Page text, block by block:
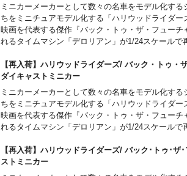
ミニカーメーカーとして数々の名車をモデル化す
ちをミニチュアモデル化する「ハリウッドライダ
映画を代表する傑作『バック・トゥ・ザ・フュー
れるタイムマシン「デロリアン」が1/24スケールで
【再入荷】ハリウッドライダーズ/ バック・トゥ
ダイキャストミニカー
ミニカーメーカーとして数々の名車をモデル化す
ちをミニチュアモデル化する「ハリウッドライダ
映画を代表する傑作『バック・トゥ・ザ・フュー
れるタイムマシン「デロリアン」が1/24スケールで
【再入荷】ハリウッドライダーズ/ バック･トゥ･
ストミニカー